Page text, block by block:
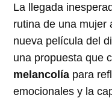
La llegada
rutina de una mujer
nueva película del
una propuesta que
melancolía para
emocionales y la